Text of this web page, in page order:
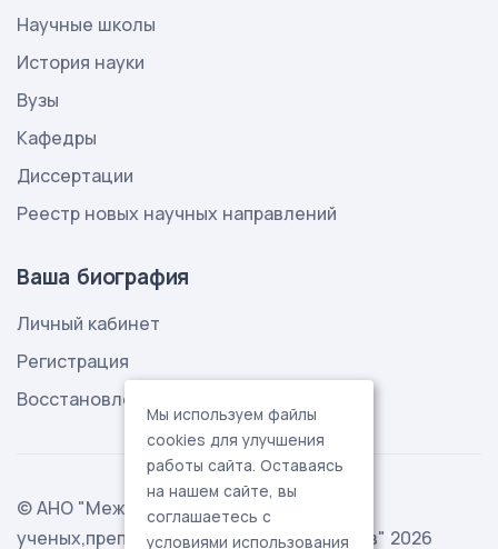
Научные школы
История науки
Вузы
Кафедры
Диссертации
Реестр новых научных направлений
Ваша биография
Личный кабинет
Регистрация
Восстановление пароля
© АНО "Международная ассоциация
ученых,преподавателей и специалистов" 2026
Мы используем файлы
cookies для улучшения
работы сайта. Оставаясь
на нашем сайте, вы
соглашаетесь с
условиями использования